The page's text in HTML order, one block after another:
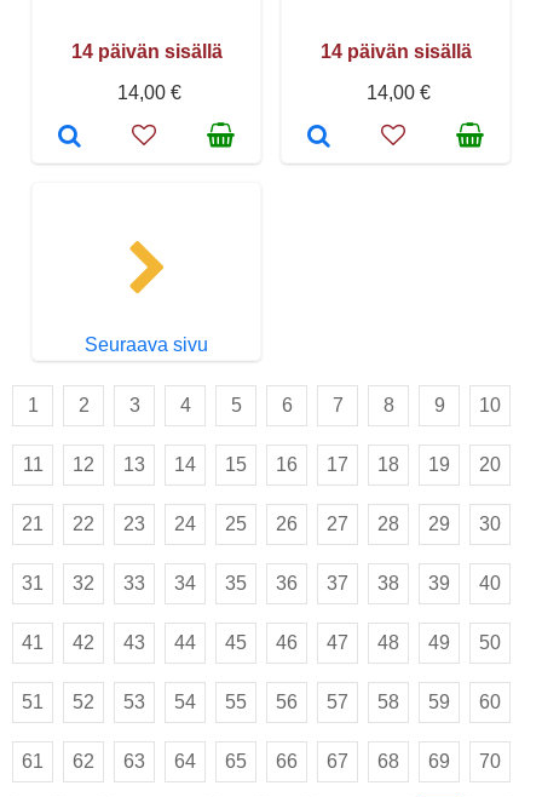
14 päivän sisällä
14,00 €
14 päivän sisällä
14,00 €
Seuraava sivu
1 2 3 4 5 6 7 8 9 10
11 12 13 14 15 16 17 18 19 20
21 22 23 24 25 26 27 28 29 30
31 32 33 34 35 36 37 38 39 40
41 42 43 44 45 46 47 48 49 50
51 52 53 54 55 56 57 58 59 60
61 62 63 64 65 66 67 68 69 70